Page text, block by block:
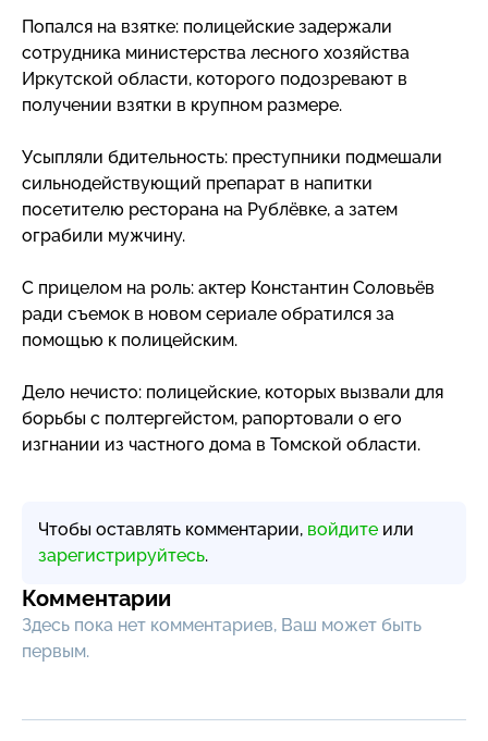
Попался на взятке: полицейские задержали
сотрудника министерства лесного хозяйства
Иркутской области, которого подозревают в
получении взятки в крупном размере.
Усыпляли бдительность: преступники подмешали
сильнодействующий препарат в напитки
посетителю ресторана на Рублёвке, а затем
ограбили мужчину.
С прицелом на роль: актер Константин Соловьёв
ради съемок в новом сериале обратился за
помощью к полицейским.
Дело нечисто: полицейские, которых вызвали для
борьбы с полтергейстом, рапортовали о его
изгнании из частного дома в Томской области.
Чтобы оставлять комментарии, войдите или
зарегистрируйтесь.
Комментарии
Здесь пока нет комментариев, Ваш может быть
первым.